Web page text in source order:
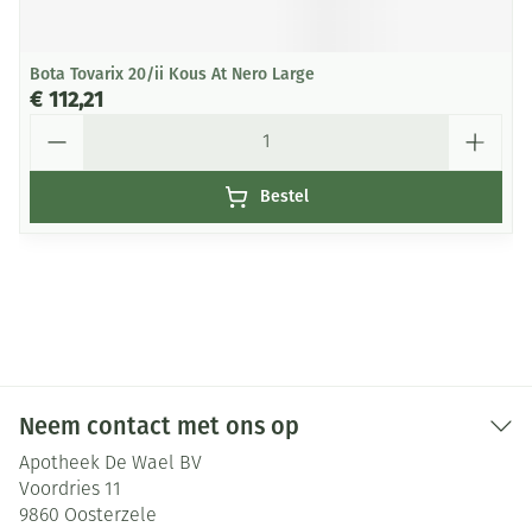
Bota Tovarix 20/ii Kous At Nero Large
€ 112,21
Bestel
Neem contact met ons op
Apotheek De Wael BV
Voordries 11
9860 Oosterzele